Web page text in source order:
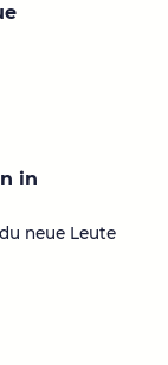
in
neue Leute